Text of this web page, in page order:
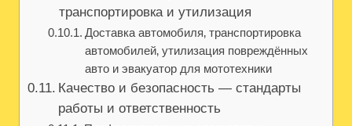
транспортировка и утилизация
Доставка автомобиля‚ транспортировка
автомобилей‚ утилизация повреждённых
авто и эвакуатор для мототехники
Качество и безопасность — стандарты
работы и ответственность